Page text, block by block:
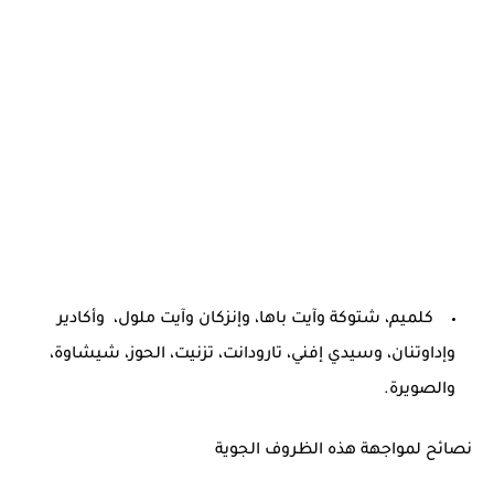
كلميم، شتوكة وآيت باها، وإنزكان وآيت ملول، وأكادير
وإداوتنان، وسيدي إفني، تارودانت، تزنيت، الحوز، شيشاوة،
والصويرة.
نصائح لمواجهة هذه الظروف الجوية